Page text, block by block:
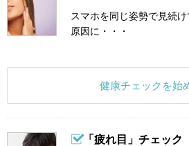
スマホを同じ姿勢で見続
原因に・・・
健康チェックを始
「疲れ目」チェック